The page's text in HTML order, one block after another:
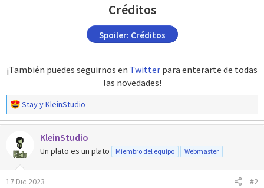
Créditos
Spoiler: Créditos
¡También puedes seguirnos en Twitter para enterarte de todas
las novedades!​
R
e
a
c
c
i
o
n
StayyKleinStudio
KleinStudio
Un plato es un plato Miembro del equipo Webmaster
17 Dic 2023 #2